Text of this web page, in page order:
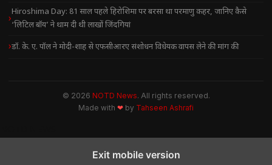
Hiroshima Day: 81 साल पहले हिरोशिमा पर बरसा था परमाणु कहर, जानिए कैसे
‘लिटिल बॉय’ ने थाम दी थी लाखों जिंदगियां
डॉ. के. ए. पॉल ने मोदी-शाह से एफसीआरए संशोधन विधेयक वापस लेने की मांग की
© 2026 NOTD News. All rights reserved.
Made with ❤ by Tahseen Ashrafi
Exit mobile version